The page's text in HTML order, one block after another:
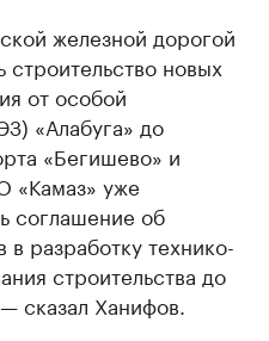
железной дорогой
новых
от особой
«Алабуга» до
«Бегишево» и
«Камаз» уже
соглашение об
разработку технико-
строительства до
сказал Ханифов.